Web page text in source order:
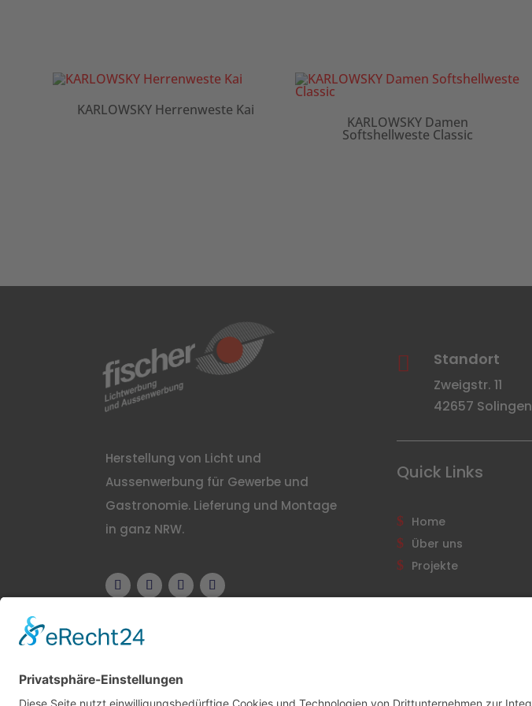
KARLOWSKY Herrenweste Kai
KARLOWSKY Damen
Softshellweste Classic
Herstellung von Licht und
Aussenwerbung für Gewerbe und
Gastronomie. Lieferung und Montage
in ganz NRW.
 Standort
Zweigstr. 11
42657 Solingen
Quick Links
Home
Über uns
Projekte